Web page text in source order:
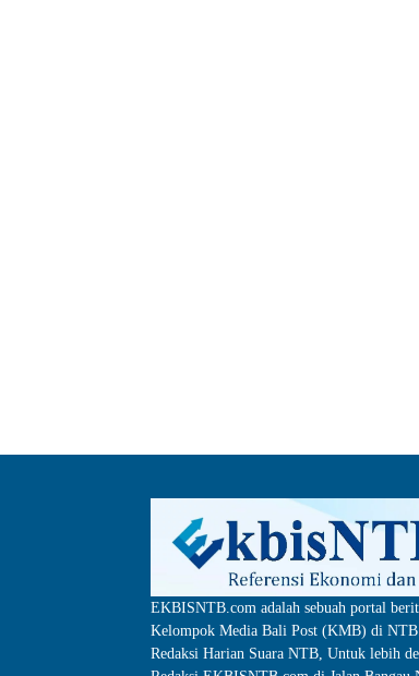
EKBISNTB.com adalah sebuah portal
Kelompok Media Bali Post (KMB) di
Redaksi Harian Suara NTB, Untuk lebih